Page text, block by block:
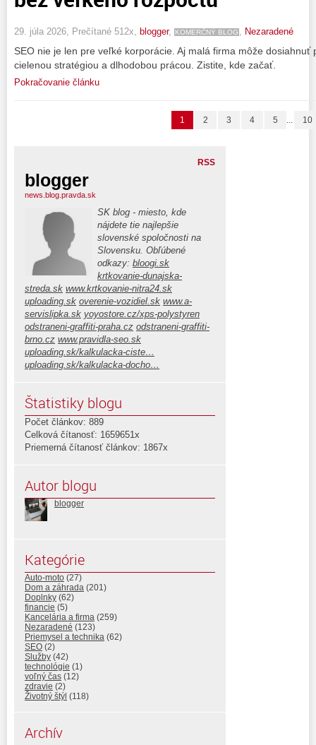
29. júla 2026, Prečítané 512x, blogger, KOMERČNÝ BLOG Nezaradené
SEO nie je len pre veľké korporácie. Aj malá firma môže
cielenou stratégiou a dlhodobou prácou. Zistite, kde začať.
Pokračovanie článku
1 2 3 4 5 ... 10
RSS
blogger
news.blog.pravda.sk
SK blog - miesto, kde
nájdete tie najlepšie
slovenské spoločnosti na
Slovensku. Obľúbené
odkazy: bloogi.sk
krtkovanie-dunajska-
streda.sk www.krtkovanie-nitra24.sk
uploading.sk overenie-vozidiel.sk www.a-
servislipka.sk yoyostore.cz/xps-polystyren
odstraneni-graffiti-praha.cz odstraneni-graffiti-
brno.cz www.pravidla-seo.sk
uploading.sk/kalkulacka-ciste…
uploading.sk/kalkulacka-docho…
Štatistiky blogu
Počet článkov: 889
Celková čítanosť: 1659651x
Priemerná čítanosť článkov: 1867x
Autor blogu
blogger
Kategórie
Auto-moto (27)
Dom a záhrada (201)
Doplnky (62)
financie (5)
Kancelária a firma (259)
Nezaradené (123)
Priemysel a technika (62)
SEO (2)
Služby (42)
technológie (1)
voľný čas (12)
zdravie (2)
Životný štýl (118)
Archív